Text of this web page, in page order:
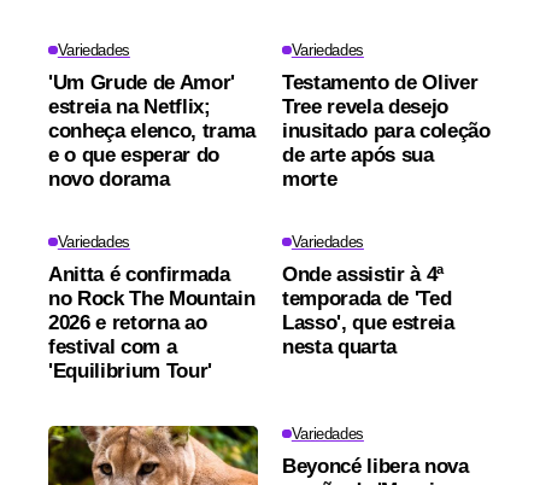
Variedades
'Um Grude de Amor'
estreia na Netflix;
conheça elenco, trama
e o que esperar do
novo dorama
Variedades
Testamento de Oliver
Tree revela desejo
inusitado para coleção
de arte após sua
morte
Variedades
Anitta é confirmada
no Rock The Mountain
2026 e retorna ao
festival com a
'Equilibrium Tour'
Variedades
Onde assistir à 4ª
temporada de 'Ted
Lasso', que estreia
nesta quarta
Variedades
Beyoncé libera nova